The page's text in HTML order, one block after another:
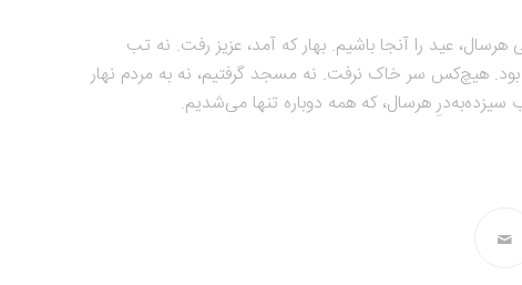
عید را آنجا باشیم. بهار که آمد، عزیز رفت. نه تب
هیچ‌کس سر خاک نرفت. نه مسجد گرفتیم، نه به مردم نهار
سیزده‌به‌درِ هرسال، که همه دوباره تنها می‌شدیم.